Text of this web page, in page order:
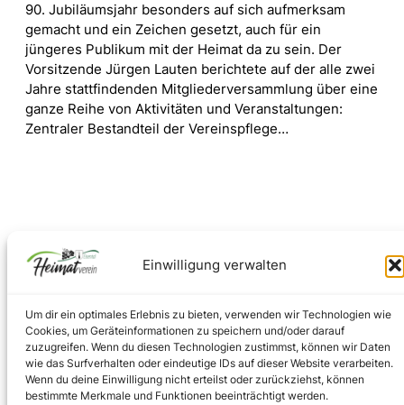
Einwilligung verwalten
Um dir ein optimales Erlebnis zu bieten, verwenden wir Technologien wie
Cookies, um Geräteinformationen zu speichern und/oder darauf
zuzugreifen. Wenn du diesen Technologien zustimmst, können wir Daten
wie das Surfverhalten oder eindeutige IDs auf dieser Website verarbeiten.
Wenn du deine Einwilligung nicht erteilst oder zurückziehst, können
bestimmte Merkmale und Funktionen beeinträchtigt werden.
90. Jubiläumsjahr besonders auf sich aufmerksam
gemacht und ein Zeichen gesetzt, auch für ein
jüngeres Publikum mit der Heimat da zu sein. Der
Vorsitzende Jürgen Lauten berichtete auf der alle zwei
Jahre stattfindenden Mitgliederversammlung über eine
ganze Reihe von Aktivitäten und Veranstaltungen:
Zentraler Bestandteil der Vereinspflege…
Facebook Instagram